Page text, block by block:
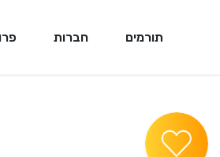
תורמים חברות